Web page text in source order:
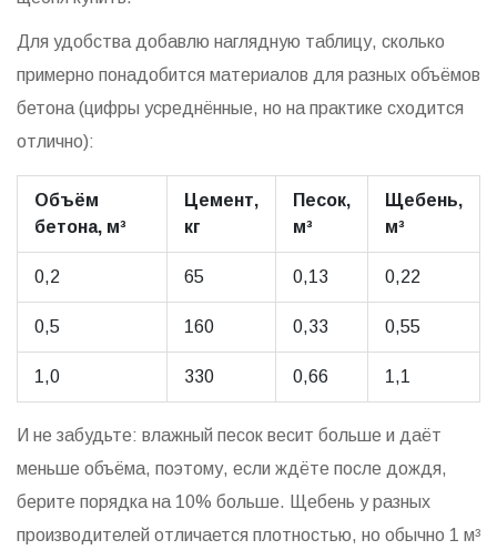
Для удобства добавлю наглядную таблицу, сколько
примерно понадобится материалов для разных объёмов
бетона (цифры усреднённые, но на практике сходится
отлично):
Объём
бетона, м³
Цемент,
кг
Песок,
м³
Щебень,
м³
0,2 65 0,13 0,22
0,5 160 0,33 0,55
1,0 330 0,66 1,1
И не забудьте: влажный песок весит больше и даёт
меньше объёма, поэтому, если ждёте после дождя,
берите порядка на 10% больше. Щебень у разных
производителей отличается плотностью, но обычно 1 м³